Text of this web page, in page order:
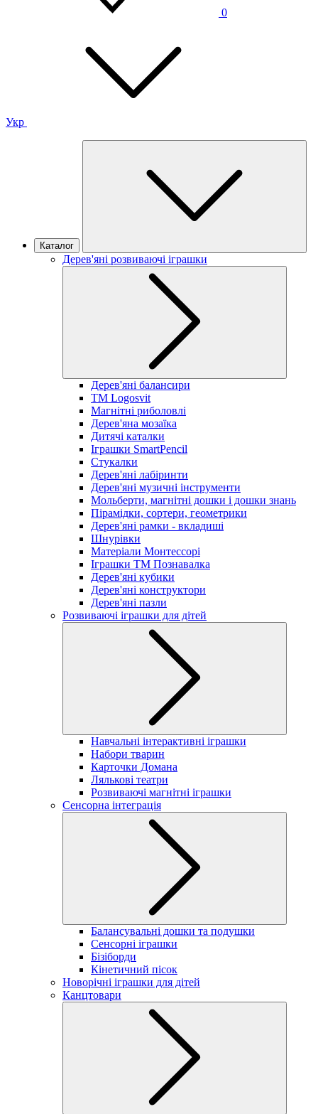
0
Укр
Каталог
Дерев'яні розвиваючі іграшки
Дерев'яні балансири
TM Logosvit
Магнітні риболовлі
Дерев'яна мозаїка
Дитячі каталки
Іграшки SmartPencil
Стукалки
Дерев'яні лабіринти
Дерев'яні музичні інструменти
Мольберти, магнітні дошки і дошки знань
Пірамідки, сортери, геометрики
Дерев'яні рамки - вкладиші
Шнурівки
Матеріали Монтессорі
Іграшки ТМ Познавалка
Дерев'яні кубики
Дерев'яні конструктори
Дерев'яні пазли
Розвиваючі іграшки для дітей
Навчальні інтерактивні іграшки
Набори тварин
Карточки Домана
Лялькові театри
Розвиваючі магнітні іграшки
Сенсорна інтеграція
Балансувальні дошки та подушки
Сенсорні іграшки
Бізіборди
Кінетичний пісок
Новорічні іграшки для дітей
Канцтовари